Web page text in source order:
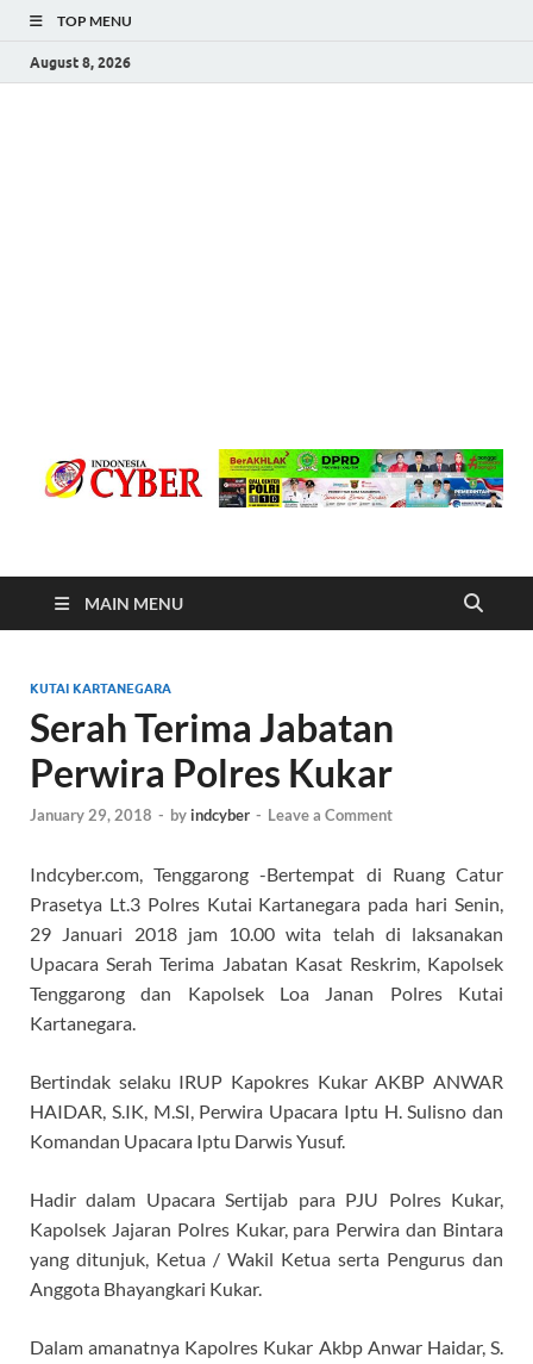
TOP MENU
August 8, 2026
Indonesia Cyber
MAIN MENU
KUTAI KARTANEGARA
Serah Terima Jabatan
Perwira Polres Kukar
January 29, 2018 - by indcyber - Leave a Comment
Indcyber.com, Tenggarong -Bertempat di Ruang Catur
Prasetya Lt.3 Polres Kutai Kartanegara pada hari Senin,
29 Januari 2018 jam 10.00 wita telah di laksanakan
Upacara Serah Terima Jabatan Kasat Reskrim, Kapolsek
Tenggarong dan Kapolsek Loa Janan Polres Kutai
Kartanegara.
Bertindak selaku IRUP Kapokres Kukar AKBP ANWAR
HAIDAR, S.IK, M.SI, Perwira Upacara Iptu H. Sulisno dan
Komandan Upacara Iptu Darwis Yusuf.
Hadir dalam Upacara Sertijab para PJU Polres Kukar,
Kapolsek Jajaran Polres Kukar, para Perwira dan Bintara
yang ditunjuk, Ketua / Wakil Ketua serta Pengurus dan
Anggota Bhayangkari Kukar.
Dalam amanatnya Kapolres Kukar Akbp Anwar Haidar, S.